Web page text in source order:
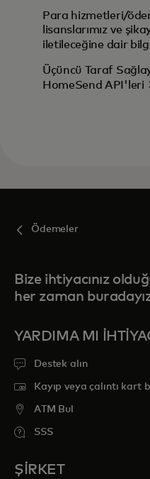
Para hizmetleri/
lisanslarımız ve
iletileceğine dair
Üçüncü Taraf
HomeSend API'leri
Ödemeler
Bize ihtiyacınız
her zaman
YARDIMA MI
Destek alın
Kayıp veya çalıntı kart
ATM Bul
SSS
ŞİRKET